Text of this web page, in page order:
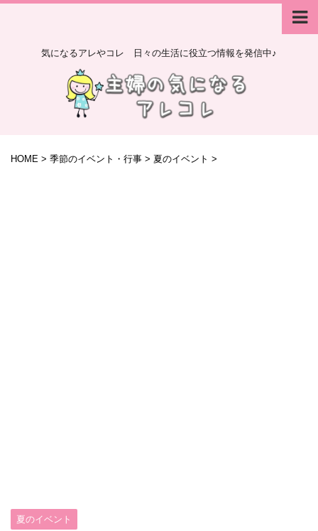
気になるアレやコレ 日々の生活に役立つ情報を発信中♪
HOME > 季節のイベント・行事 > 夏のイベント >
夏のイベント